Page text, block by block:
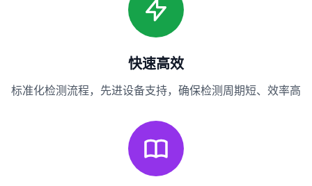
快速高效
标准化检测流程，先进设备支持，确保检测周期短、效率高